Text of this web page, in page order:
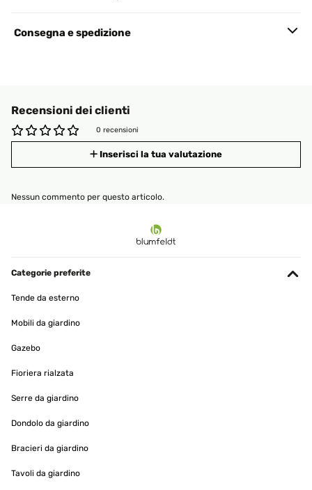
Consegna e spedizione
Recensioni dei clienti
0 recensioni
Inserisci la tua valutazione
Nessun commento per questo articolo.
Categorie preferite
Tende da esterno
Mobili da giardino
Gazebo
Fioriera rialzata
Serre da giardino
Dondolo da giardino
Bracieri da giardino
Tavoli da giardino